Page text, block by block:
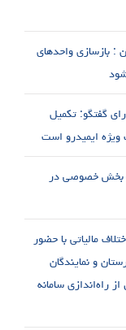
بازسازی واحدهای
گفتگو: تکمیل
ویژه ایمیدرو است
بخش خصوصی در
مالیاتی با حضور
و نمایندگان
راه‌اندازی سامانه